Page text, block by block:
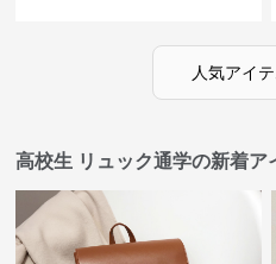
人気アイ
高校生 リュック通学の新着ア